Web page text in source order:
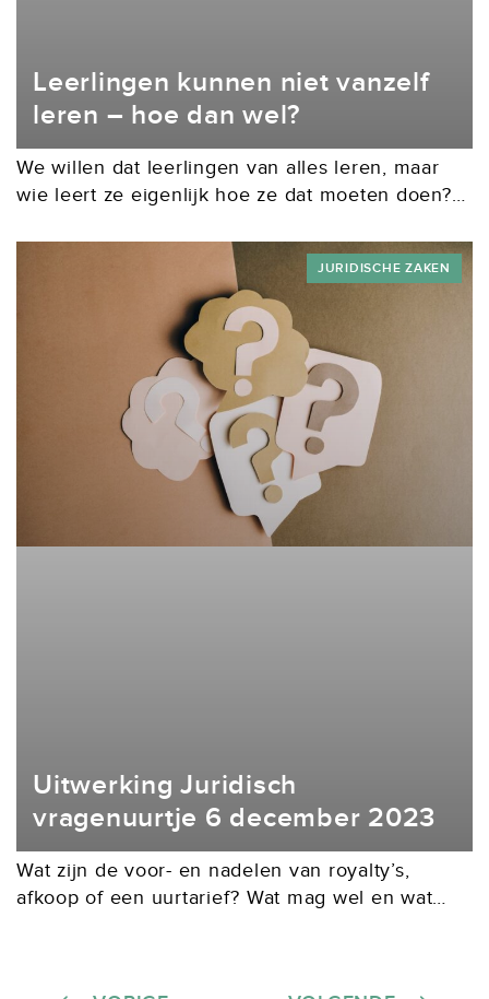
Leerlingen kunnen niet vanzelf
leren – hoe dan wel?
We willen dat leerlingen van alles leren, maar
wie leert ze eigenlijk hoe ze dat moeten doen?
Rotterdam onderzoekt zelfregulerend leren en
Uitwerking Juridisch
vragenuurtje 6 december 2023
Wat zijn de voor- en nadelen van royalty’s,
afkoop of een uurtarief? Wat mag wel en wat
JURIDISCHE ZAKEN
Berichten paginering